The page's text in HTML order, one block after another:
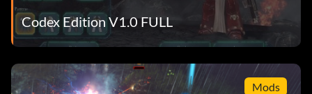
Codex Edition V1.0 FULL
Mods